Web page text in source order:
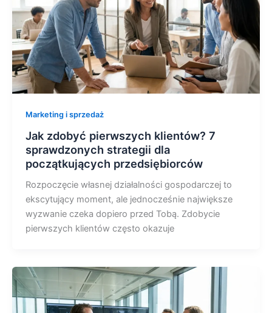
Marketing i sprzedaż
Jak zdobyć pierwszych klientów? 7
sprawdzonych strategii dla
początkujących przedsiębiorców
Rozpoczęcie własnej działalności gospodarczej to
ekscytujący moment, ale jednocześnie największe
wyzwanie czeka dopiero przed Tobą. Zdobycie
pierwszych klientów często okazuje